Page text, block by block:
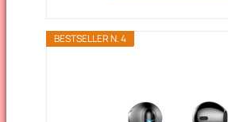
BESTSELLER N. 4